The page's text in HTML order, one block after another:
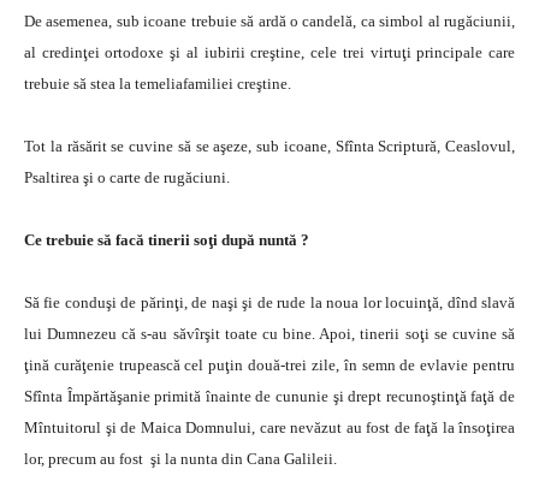
De asemenea, sub icoane trebuie să ardă o candelă, ca simbol al rugăciunii,
al credinţei ortodoxe şi al iubirii creştine, cele trei virtuţi principale care
trebuie să stea la temeliafamiliei creştine.
Tot la răsărit se cuvine să se aşeze, sub icoane, Sfînta Scriptură, Ceaslovul,
Psaltirea şi o carte de rugăciuni.
Ce trebuie să facă tinerii soţi după nuntă ?
Să fie conduşi de părinţi, de naşi şi de rude la noua lor locuinţă, dînd slavă
lui Dumnezeu că s-au săvîrşit toate cu bine. Apoi, tinerii soţi se cuvine să
ţină curăţenie trupească cel puţin două-trei zile, în semn de evlavie pentru
Sfînta Împărtăşanie primită înainte de cununie şi drept recunoştinţă faţă de
Mîntuitorul şi de Maica Domnului, care nevăzut au fost de faţă la însoţirea
lor, precum au fost şi la nunta din Cana Galileii.